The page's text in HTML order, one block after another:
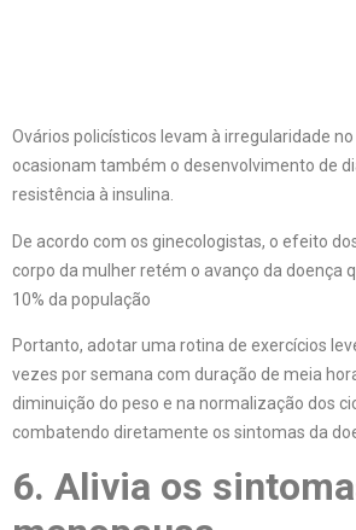
Ovários policísticos levam à irregularidade
ocasionam também o desenvolvimento de
resistência à insulina.
De acordo com os ginecologistas, o efeito
corpo da mulher retém o avanço da doença
10% da população
Portanto, adotar uma rotina de exercícios
vezes por semana com duração de meia
diminuição do peso e na normalização dos
combatendo diretamente os sintomas da
6. Alivia os